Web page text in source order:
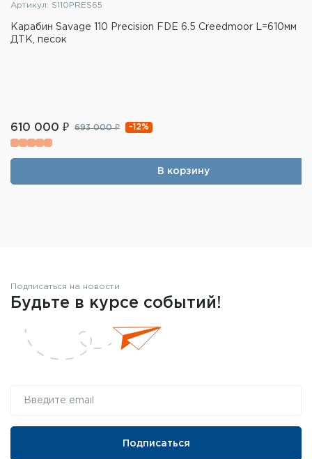
Артикул: S110PRES65
Карабин Savage 110 Precision FDE 6.5 Creedmoor L=610мм
ДТК, песок
610 000 ₽ 693 000 ₽ -12%
В корзину
Подписаться на новости
Будьте в курсе событий!